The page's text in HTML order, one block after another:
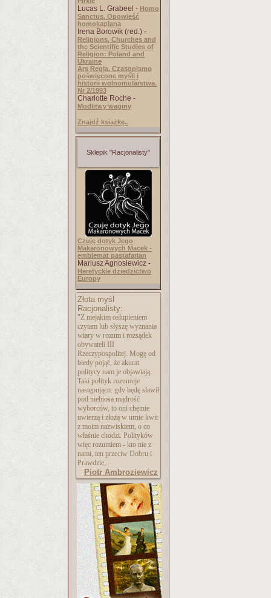
Lucas L. Grabeel - Homo
Sanctus. Opowieść
homokapłana
Irena Borowik (red.) -
Religions, Churches and
the Scientific Studies of
Religion: Poland and
Ukraine
Ars Regia. Czasopismo
poświęcone myśli i
historii wolnomularstwa.
Nr 2/1993
Charlotte Roche -
Modlitwy waginy
Znajdź książkę..
Sklepik "Racjonalisty"
Czuję dotyk Jego
Makaronowych Macek -
emblemat pastafarian
Mariusz Agnosiewicz -
Heretyckie dziedzictwo
Europy
Złota myśl
Racjonalisty:
"Z niejakim osłupieniem
czytam lub słyszę wyznania
wiary w rozum i rozsądek
obywateli III
Rzeczypospolitej. Mogę od
biedy pojąć, że akurat
politycy nam je objawiają.
Taki polityk rozumuje
następująco: gdy będę sławił
pod niebiosa mądrość
wyborców, to oni chętnie
uwierzą i złożą w urnie kwit
z moim nazwiskiem, o co
właśnie chodzi. Polityków
więc rozumiem - kto nie z
nami, ten przeciw Dobru i
Prawdzie,..
Piotr Ambroziewicz